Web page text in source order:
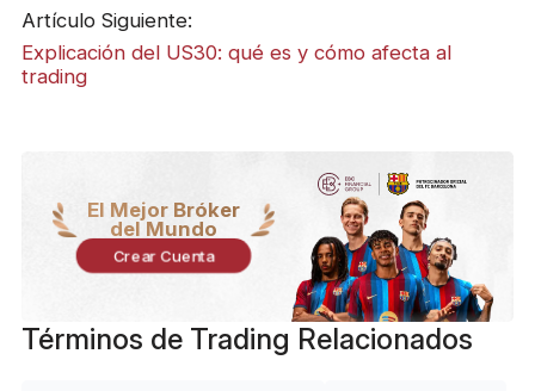
Artículo Siguiente:
Explicación del US30: qué es y cómo afecta al
trading
El Mejor Bróker
del Mundo
Crear Cuenta
Términos de Trading Relacionados